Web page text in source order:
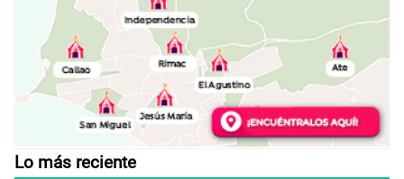
Lo más reciente